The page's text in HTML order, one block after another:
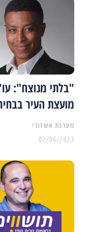
"בלתי מנוצח":
מועצת העיר
מערכת אשדודי
02/06/2023